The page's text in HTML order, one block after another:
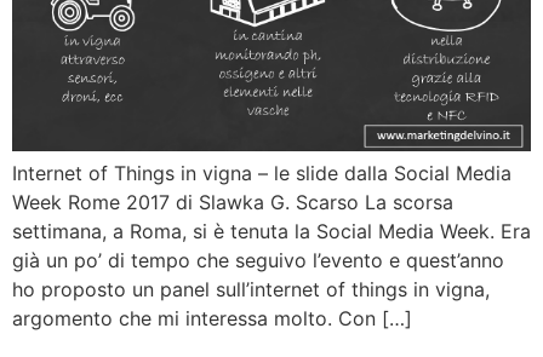
Internet of Things in vigna – le slide dalla Social Media
Week Rome 2017 di Slawka G. Scarso La scorsa
settimana, a Roma, si è tenuta la Social Media Week. Era
già un po’ di tempo che seguivo l’evento e quest’anno
ho proposto un panel sull’internet of things in vigna,
argomento che mi interessa molto. Con […]